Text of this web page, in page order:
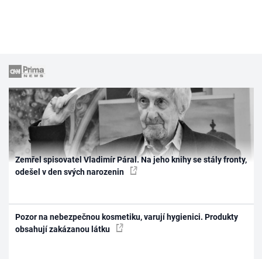
Zemřel spisovatel Vladimír Páral. Na jeho knihy se stály fronty,
odešel v den svých narozenin
Pozor na nebezpečnou kosmetiku, varují hygienici. Produkty
obsahují zakázanou látku